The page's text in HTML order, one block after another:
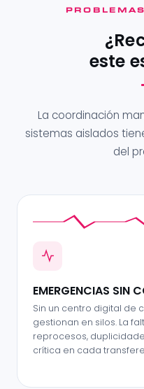
este
La coordinación
sistemas aislados
del
EMERGENCIAS SIN
Sin un centro digital de
gestionan en silos. La
reprocesos,
crítica en cada